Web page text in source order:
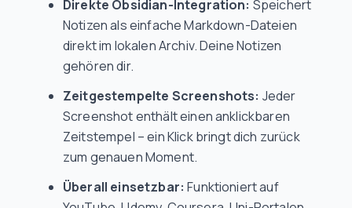
Direkte Obsidian-Integration: Speichert
Notizen als einfache Markdown-Dateien
direkt im lokalen Archiv. Deine Notizen
gehören dir.
Zeitgestempelte Screenshots: Jeder
Screenshot enthält einen anklickbaren
Zeitstempel – ein Klick bringt dich zurück
zum genauen Moment.
Überall einsetzbar: Funktioniert auf